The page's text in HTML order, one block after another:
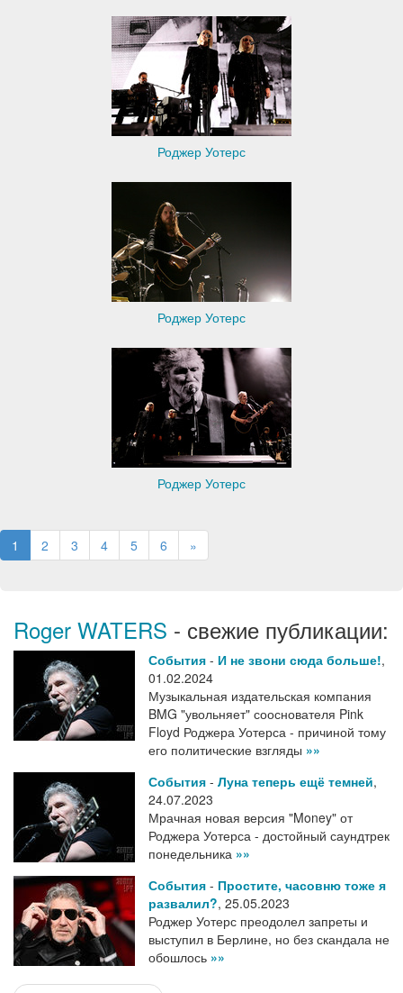
Роджер Уотерс
Роджер Уотерс
Роджер Уотерс
1 2 3 4 5 6 »
Roger WATERS - свежие публикации:
События - И не звони сюда больше!,
01.02.2024
Музыкальная издательская компания
BMG "увольняет" сооснователя Pink
Floyd Роджера Уотерса - причиной тому
его политические взгляды »»
События - Луна теперь ещё темней,
24.07.2023
Мрачная новая версия "Money" от
Роджера Уотерса - достойный саундтрек
понедельника »»
События - Простите, часовню тоже я
развалил?, 25.05.2023
Роджер Уотерс преодолел запреты и
выступил в Берлине, но без скандала не
обошлось »»